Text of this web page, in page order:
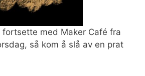
fortsette med Maker Café fra
så kom å slå av en prat